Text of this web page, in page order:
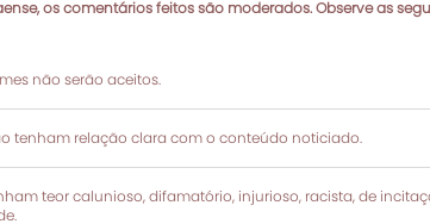
os comentários feitos são moderados. Observe as
não serão aceitos.
tenham relação clara com o conteúdo noticiado.
teor calunioso, difamatório, injurioso, racista, de